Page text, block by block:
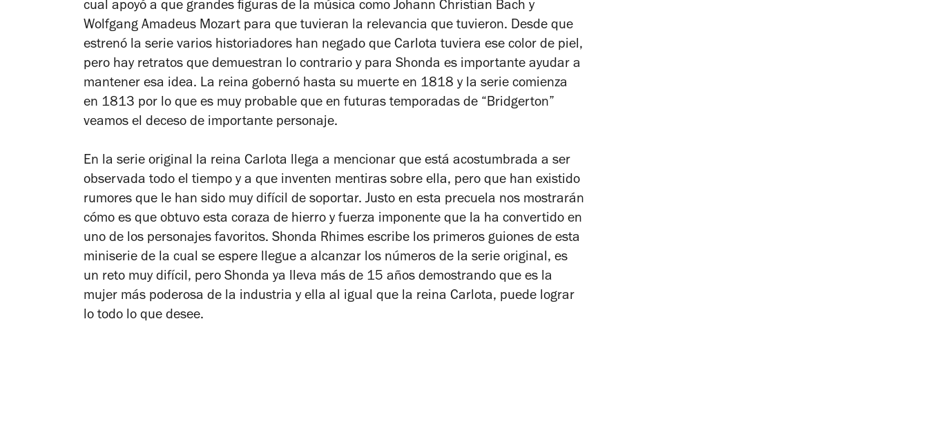
cual apoyó a que grandes figuras de la música como Johann Christian Bach y
Wolfgang Amadeus Mozart para que tuvieran la relevancia que tuvieron. Desde que
estrenó la serie varios historiadores han negado que Carlota tuviera ese color de piel,
pero hay retratos que demuestran lo contrario y para Shonda es importante ayudar a
mantener esa idea. La reina gobernó hasta su muerte en 1818 y la serie comienza
en 1813 por lo que es muy probable que en futuras temporadas de “Bridgerton”
veamos el deceso de importante personaje.
En la serie original la reina Carlota llega a mencionar que está acostumbrada a ser
observada todo el tiempo y a que inventen mentiras sobre ella, pero que han existido
rumores que le han sido muy difícil de soportar. Justo en esta precuela nos mostrarán
cómo es que obtuvo esta coraza de hierro y fuerza imponente que la ha convertido en
uno de los personajes favoritos. Shonda Rhimes escribe los primeros guiones de esta
miniserie de la cual se espere llegue a alcanzar los números de la serie original, es
un reto muy difícil, pero Shonda ya lleva más de 15 años demostrando que es la
mujer más poderosa de la industria y ella al igual que la reina Carlota, puede lograr
lo todo lo que desee.